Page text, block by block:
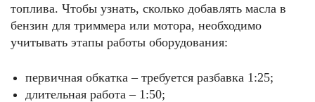
топлива. Чтобы узнать, сколько добавлять масла в
бензин для триммера или мотора, необходимо
учитывать этапы работы оборудования:
первичная обкатка – требуется разбавка 1:25;
длительная работа – 1:50;